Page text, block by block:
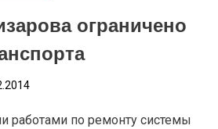
ограничено
работами по ремонту системы